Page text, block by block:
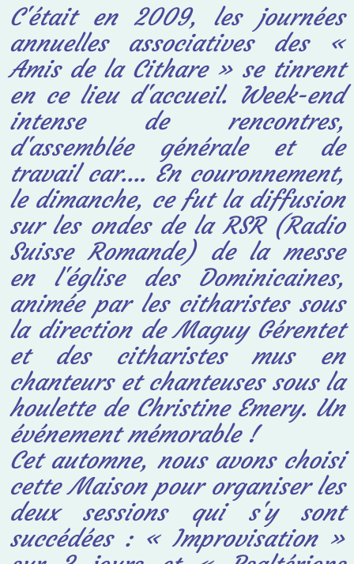
C'était en 2009, les journées
annuelles associatives des «
Amis de la Cithare » se tinrent
en ce lieu d'accueil. Week-end
intense de rencontres,
d'assemblée générale et de
travailcar…. En couronnement,
le dimanche, ce fut la diffusion
sur les ondes de la RSR (Radio
Suisse Romande) de la messe
en l'église des Dominicaines,
animée par les citharistes sous
la direction de Maguy Gérentet
et des citharistes mus en
chanteurs et chanteuses sous la
houlette de Christine Emery. Un
événement mémorable !
Cet automne, nous avons choisi
cette Maison pour organiser les
deux sessions qui s'y sont
succédées : « Improvisation »